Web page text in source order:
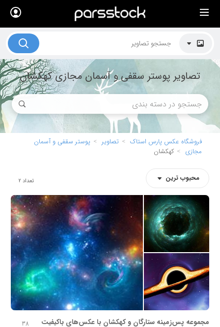
تصاویر پوستر سقفی و آسمان مجازی کهکشان
فروشگاه عکس پارس استاک تصاویر
پوستر سقفی و آسمان
مجازی
کهکشان
محبوب ترین تعداد 2
مجموعه پس‌زمینه ستارگان و کهکشان با عکس‌های باکیفیت
38
× لیست قیمت ها
کاربرد تصاویر
موضوعات تصاویر
دکوراسیون و فضاها
هنرمندان ایرانی
کسب درآمد از فروش تصاویر
021 28428845
تماس با ما
بلاگ پارس استاک